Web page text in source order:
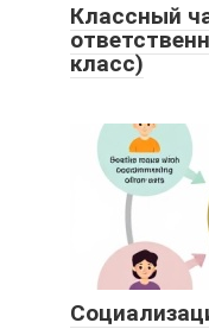
Классный
класс)